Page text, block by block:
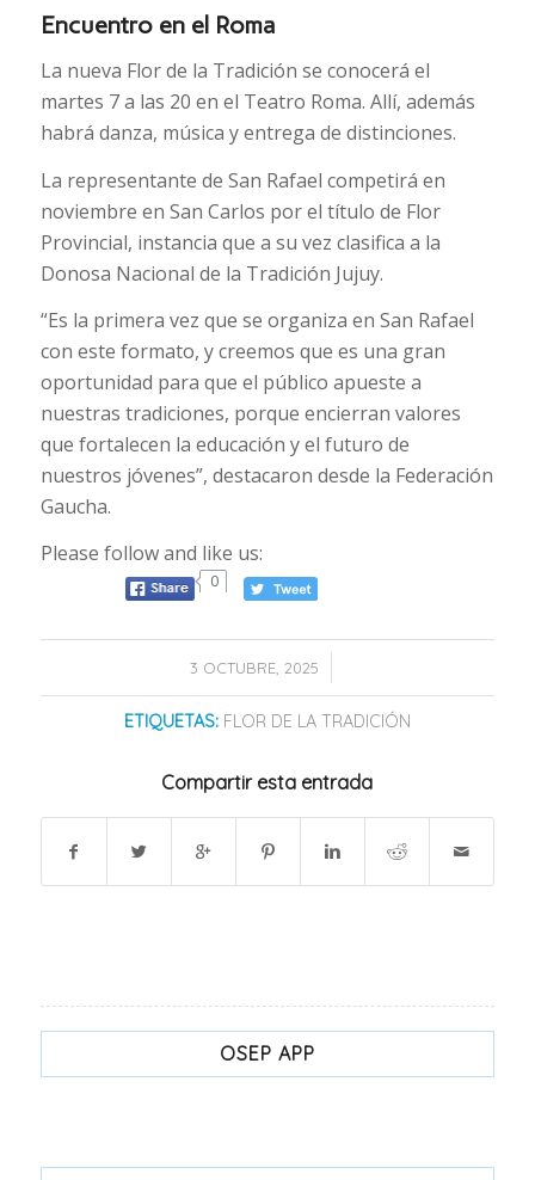
Encuentro en el Roma
La nueva Flor de la Tradición se conocerá el
martes 7 a las 20 en el Teatro Roma. Allí, además
habrá danza, música y entrega de distinciones.
La representante de San Rafael competirá en
noviembre en San Carlos por el título de Flor
Provincial, instancia que a su vez clasifica a la
Donosa Nacional de la Tradición Jujuy.
“Es la primera vez que se organiza en San Rafael
con este formato, y creemos que es una gran
oportunidad para que el público apueste a
nuestras tradiciones, porque encierran valores
que fortalecen la educación y el futuro de
nuestros jóvenes”, destacaron desde la Federación
Gaucha.
Please follow and like us:
0
3 OCTUBRE, 2025
/
ETIQUETAS: FLOR DE LA TRADICIÓN
Compartir esta entrada
OSEP APP